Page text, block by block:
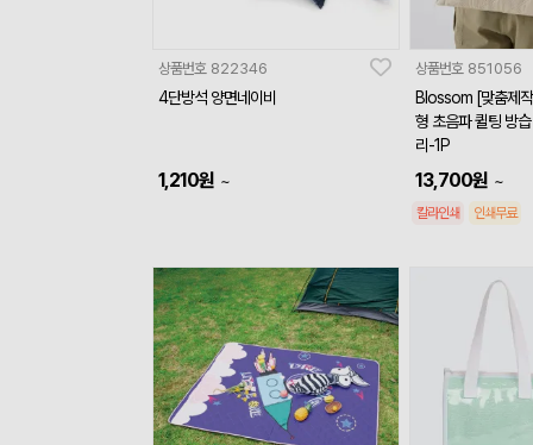
상품번호 822346
4단방석 양면네이비
1,210원 ~
상품번호 851056
Blossom [맞춤제
형 초음파 퀼팅 방
리-1P
13,700원 ~
칼라인쇄 인쇄무료